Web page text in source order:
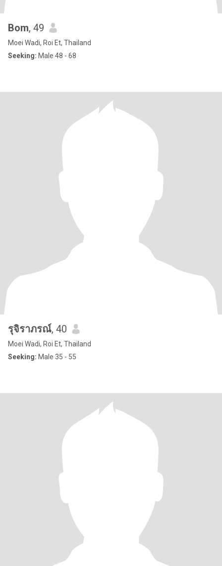
Bom, 49
Moei Wadi, Roi Et, Thailand
Seeking: Male 48 - 68
รุจิราภรณ์, 40
Moei Wadi, Roi Et, Thailand
Seeking: Male 35 - 55